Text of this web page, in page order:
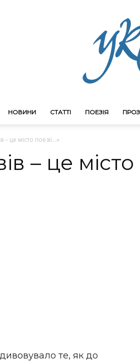
НОВИНИ СТАТТІ ПОЕЗІЯ
– це місто поезії…»
– це місто
те, як до